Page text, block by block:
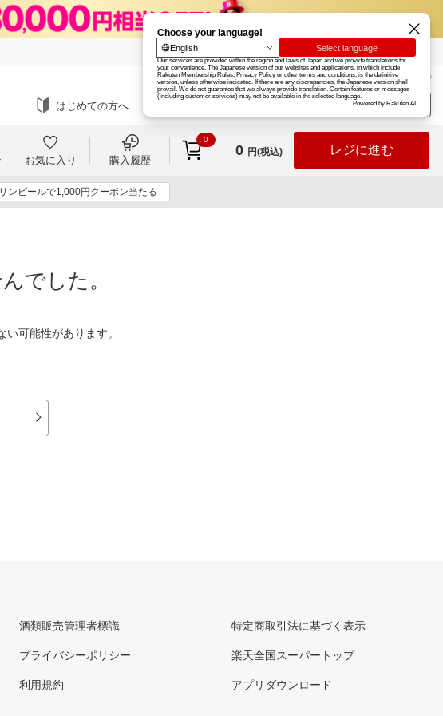
楽天グループ カード
お知らせ ヘルプ
はじめての方へ ログイン
お気に入り 購入履歴
0
0 円(税込) レジに進む
ンビールで1,000円クーポン当たる
でした。
可能性があります。
酒類販売管理者標識
プライバシーポリシー
利用規約
特定商取引法に基づく表示
楽天全国スーパートップ
アプリダウンロード